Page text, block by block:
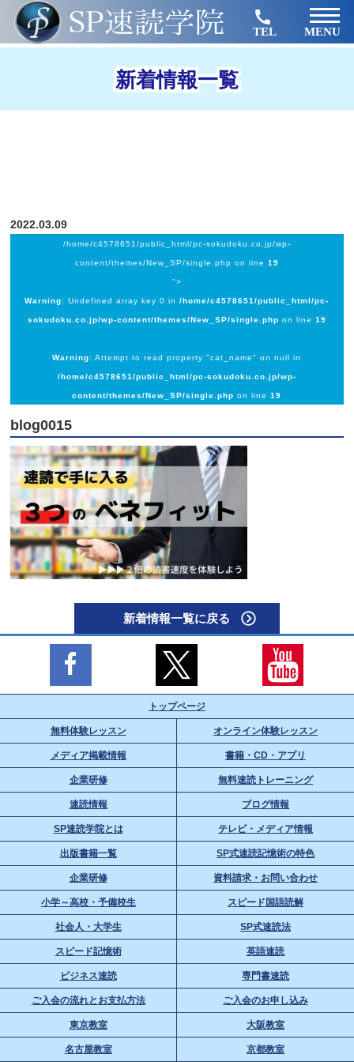
TEL MENU
新着情報一覧
2022.03.09
/home/c4578651/public_html/pc-sokudoku.co.jp/wp-
content/themes/New_SP/single.php on line 19
">
Warning : Undefined array key 0 in/home/c4578651/public_html/pc-
sokudoku.co.jp/wp-content/themes/New_SP/single.php on line 19
Warning : Attempt to read property "cat_name" on null in
/home/c4578651/public_html/pc-sokudoku.co.jp/wp-
content/themes/New_SP/single.php on line19
blog0015
新着情報一覧に戻る
トップページ
無料体験レッスン オンライン体験レッスン
メディア掲載情報 書籍・CD・アプリ
企業研修 無料速読トレーニング
速読情報 ブログ情報
SP速読学院とは テレビ・メディア情報
出版書籍一覧 SP式速読記憶術の特色
企業研修 資料請求・お問い合わせ
小学～高校・予備校生 スピード国語読解
社会人・大学生 SP式速読法
スピード記憶術 英語速読
ビジネス速読 専門書速読
ご入会の流れとお支払方法 ご入会のお申し込み
東京教室 大阪教室
名古屋教室 京都教室